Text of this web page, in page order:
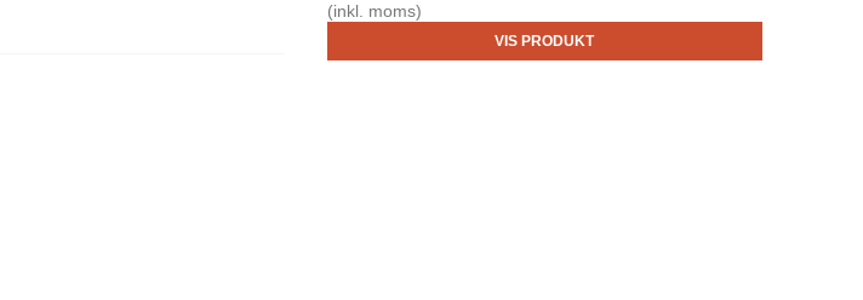
(inkl. moms)
VIS PRODUKT